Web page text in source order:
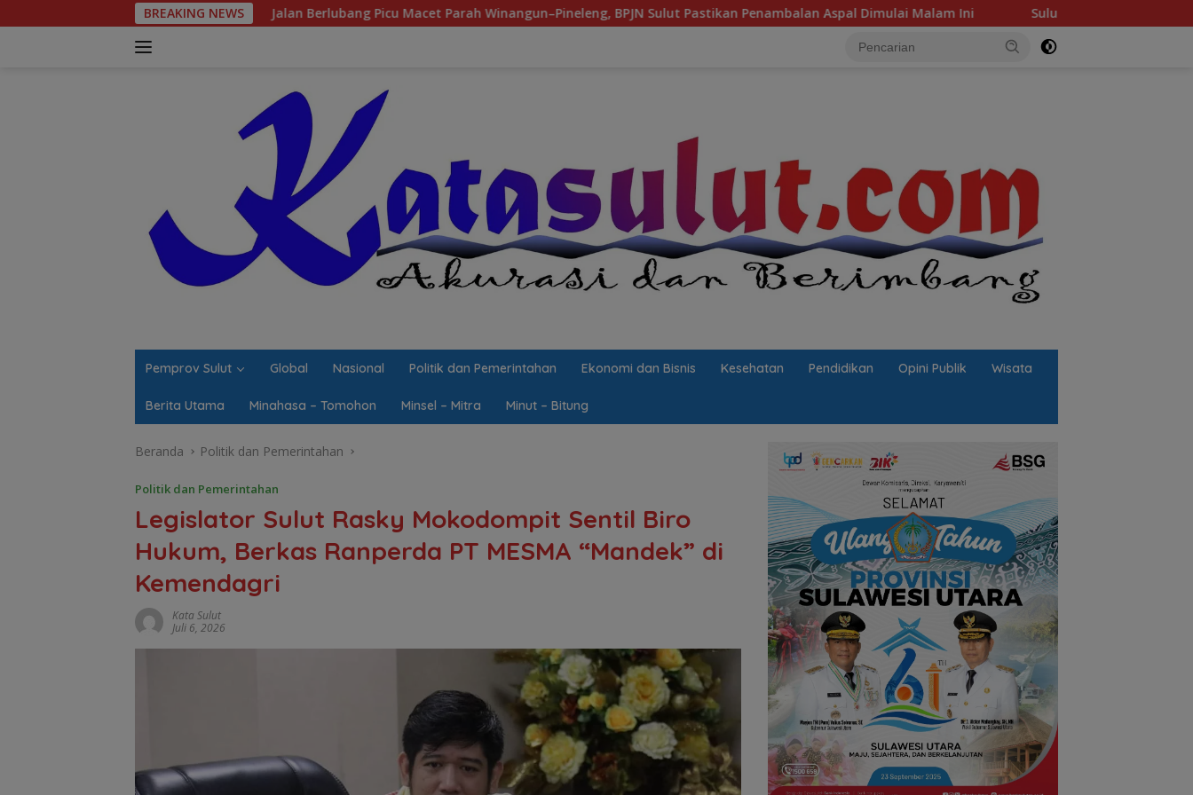
ke
BREAKING NEWS
Jalan Berlubang Picu Macet Parah Winangun–Pineleng, BPJN Sulut Pastikan Penambalan Aspal Dimulai Malam Ini Sulut Sambut “Sekolah Asri”: Hadiah Spesial
Pemprov Sulut Global Nasional Politik dan Pemerintahan Ekonomi dan Bisnis Kesehatan Pendidikan Opini Publik Wisata
Berita Utama Minahasa – Tomohon Minsel – Mitra Minut – Bitung
Beranda Politik dan Pemerintahan
Politik dan Pemerintahan
Legislator Sulut Rasky Mokodompit Sentil Biro
Hukum, Berkas Ranperda PT MESMA “Mandek” di
Kemendagri
Kata Sulut
Juli 6, 2026